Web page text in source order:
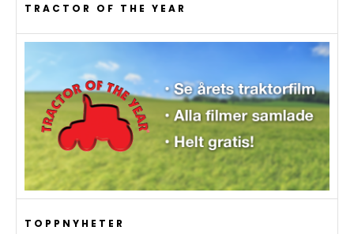
TRACTOR OF THE YEAR
TOPPNYHETER